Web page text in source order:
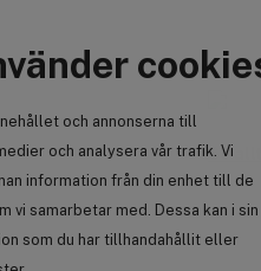
och annonserna till
och analysera vår trafik. Vi
information från din enhet till de
vi samarbetar med. Dessa kan i sin
som du har tillhandahållit eller
Se